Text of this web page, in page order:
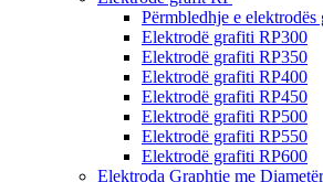
Përmbledhje e
Elektrodë grafiti RP300
Elektrodë grafiti RP350
Elektrodë grafiti RP400
Elektrodë grafiti RP450
Elektrodë grafiti RP500
Elektrodë grafiti RP550
Elektrodë grafiti RP600
Elektroda Graphtie me